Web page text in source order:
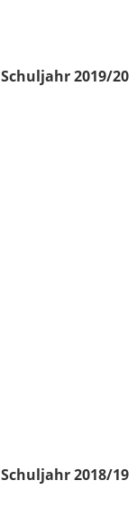
Schuljahr 2019/20
Schuljahr 2018/19